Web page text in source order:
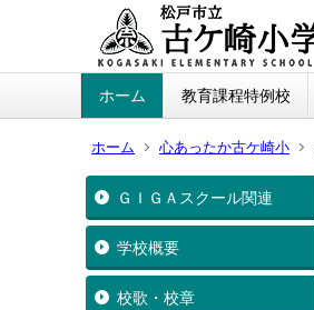
ホーム 教育課程特例校
ホーム 心あったか古ケ崎小
ＧＩＧＡスクール関連
学校概要
校歌・校章